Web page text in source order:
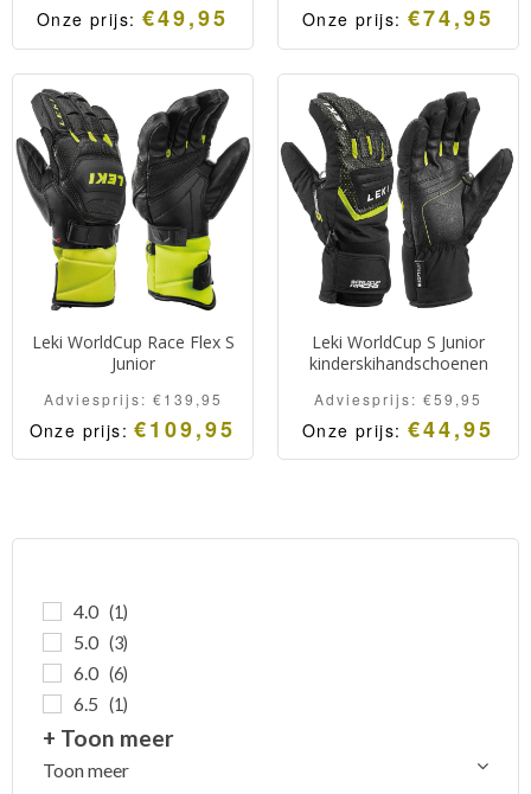
4.0 (1)
5.0 (3)
6.0 (6)
6.5 (1)
+ Toon meer
Toon meer
Onze prijs: €49,95
Absolute top
skihandschoenen van de
vertrouwde Leki kwaliteit.
Extra warme, droge,
soepele en comfortabele
lederen skihandschoenen.
Onze prijs: €74,95
Leki Race Coach C-Tech S
Junior. Zeer hoogwaardige
junior skihandschoenen uit
de race lijn van Leki.
Warm, droog en
comfortabel. Voorzien van
het Trigger S systeem.
Leki WorldCup Race Flex S
Junior
Adviesprijs: €139,95
Onze prijs:€109,95
Leki WorldCup Race Flex
race lijn van Leki. Extra
comfortabel.
Leki WorldCup S Junior
kinderskihandschoenen
Adviesprijs: €59,95
Onze prijs: €44,95
Leki WorldCup S Junior.
droge en warme handen.